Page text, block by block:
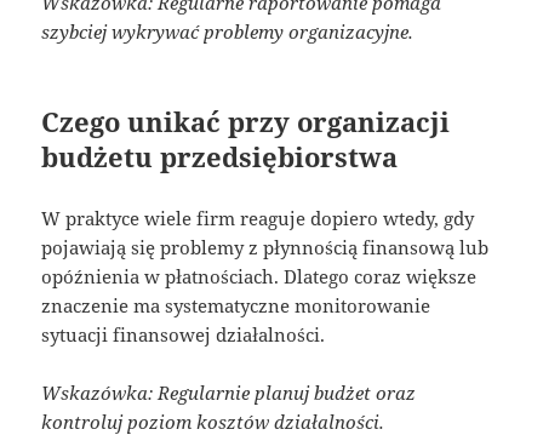
szybciej wykrywać problemy organizacyjne.
Czego unikać przy organizacji
budżetu przedsiębiorstwa
W praktyce wiele firm reaguje dopiero wtedy, gdy
pojawiają się problemy z płynnością finansową lub
opóźnienia w płatnościach. Dlatego coraz większe
znaczenie ma systematyczne monitorowanie
sytuacji finansowej działalności.
Wskazówka: Regularnie planuj budżet oraz
kontroluj poziom kosztów działalności.